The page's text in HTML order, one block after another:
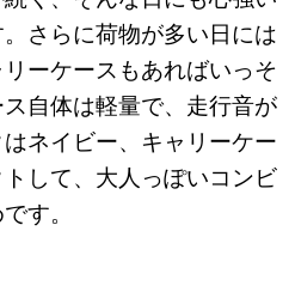
さらに荷物が多い日には
ーケースもあればいっそ
自体は軽量で、走行音が
ネイビー、キャリーケー
して、大人っぽいコンビ
す。